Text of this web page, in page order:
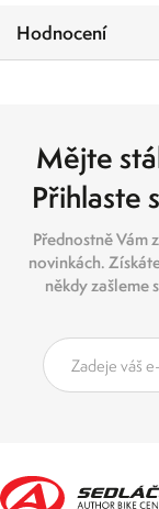
Hodnocení
Mějte
Přihlaste
Přednostně Vám
novinkách.
někdy zašleme